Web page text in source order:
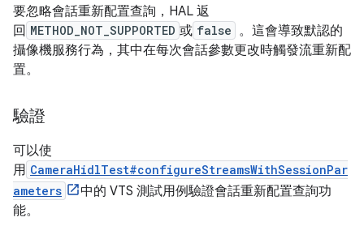
要忽略會話重新配置查詢，HAL 返
回 METHOD_NOT_SUPPORTED 或 false 。這會導致默認的
攝像機服務行為，其中在每次會話參數更改時觸發流重新配
置。
驗證
可以使
用 CameraHidlTest#configureStreamsWithSessionPar
ameters
中的 VTS 測試用例驗證會話重新配置查詢功
能。